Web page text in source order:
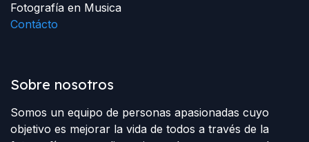
Fotografía en Musica
Contácto
Sobre nosotros
Somos un equipo de personas apasionadas cuyo
objetivo es mejorar la vida de todos a través de la